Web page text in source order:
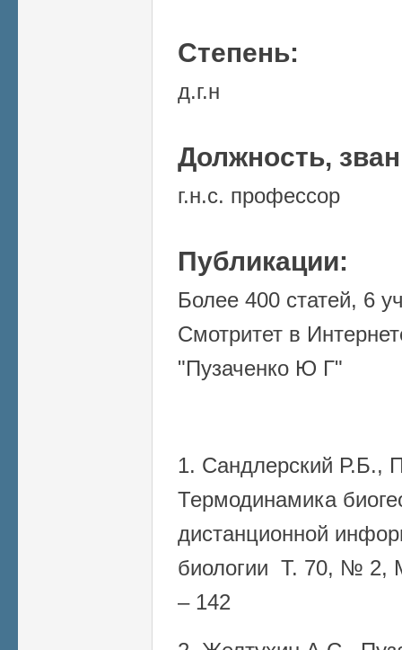
Степень:
д.г.н
Должность,
г.н.с. профессор
Публикации:
Более 400 статей, 6
Смотритет в
"Пузаченко Ю Г"
1. Сандлерский Р.Б.,
Термодинамика
дистанционной
биологии Т. 70, № 2,
– 142